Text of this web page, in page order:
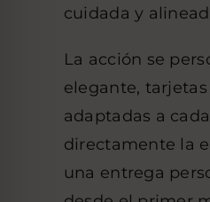
cuidada y
La acción se
elegante,
adaptadas a
directamente la
una entrega